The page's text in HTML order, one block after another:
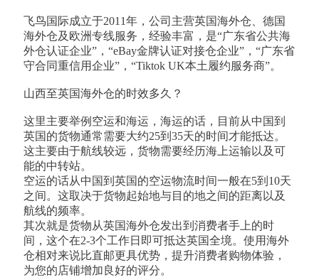
飞鸟国际成立于2011年，公司主营英国海外仓、德国
海外仓及欧洲专线服务，经验丰富，是“广东省公共海
外仓认证企业”，“eBay金牌认证对接仓企业”，“广东省
守合同重信用企业”，“Tiktok UK本土履约服务商”。
山西至英国海外仓的时效多久？
这里主要举例空运和海运，海运的话，目前从中国到
英国的货物通常需要大约25到35天的时间才能抵达。
这主要由于航线较远，货物需要经历海上运输以及可
能的中转站。
空运的话从中国到英国的空运物流时间一般在5到10天
之间。这取决于货物起始地与目的地之间的距离以及
航线的频率。
其次就是货物从英国海外仓发出到消费者手上的时
间，这个在2-3个工作日即可抵达英国全境。使用海外
仓相对来说比直邮更具优势，提升消费者购物体验，
为您的店铺增加良好的评分。